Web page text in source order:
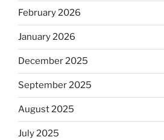
February 2026
January 2026
December 2025
September 2025
August 2025
July 2025